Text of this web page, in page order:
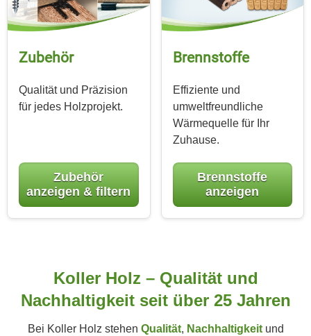
Zubehör
Qualität und Präzision
für jedes Holzprojekt.
Zubehör
anzeigen & filtern
Brennstoffe
Effiziente und
umweltfreundliche
Wärmequelle für Ihr
Zuhause.
Brennstoffe
anzeigen
Koller Holz – Qualität und
Nachhaltigkeit seit über 25 Jahren
Bei Koller Holz stehen Qualität, Nachhaltigkeitund